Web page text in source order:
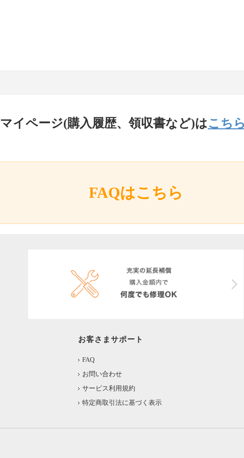
マイページ(購入履歴、領収書など)はこちら
FAQはこちら
お客さまサポート
FAQ
お問い合わせ
サービス利用規約
特定商取引法に基づく表示